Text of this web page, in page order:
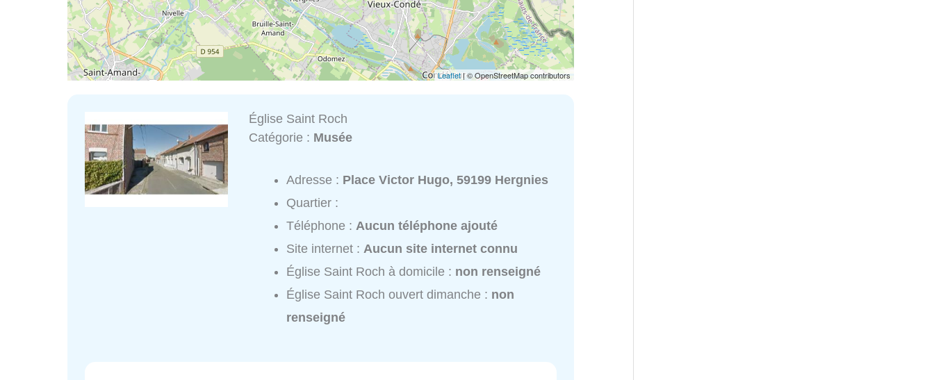
Leaflet| © OpenStreetMap contributors
Église Saint Roch
Catégorie : Musée
Adresse : Place Victor Hugo, 59199 Hergnies
Quartier :
Téléphone :Aucun téléphone ajouté
Site internet :Aucun site internet connu
Église Saint Roch à domicile : non renseigné
Église Saint Roch ouvert dimanche : non
renseigné